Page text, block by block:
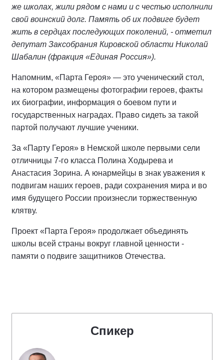
же школах, жили рядом с нами и с честью исполнили
свой воинский долг. Память об их подвиге будет
жить в сердцах последующих поколений, - отметил
депутат Заксобрания Кировской области Николай
Шабалин (фракция «Единая Россия»).
Напомним, «Парта Героя» — это ученический стол,
на котором размещены фотографии героев, факты
их биографии, информация о боевом пути и
государственных наградах. Право сидеть за такой
партой получают лучшие ученики.
За «Парту Героя» в Немской школе первыми сели
отличницы 7-го класса Полина Ходырева и
Анастасия Зорина. А юнармейцы в знак уважения к
подвигам наших героев, ради сохранения мира и во
имя будущего России произнесли торжественную
клятву.
Проект «Парта Героя» продолжает объединять
школы всей страны вокруг главной ценности -
памяти о подвиге защитников Отечества.
Спикер